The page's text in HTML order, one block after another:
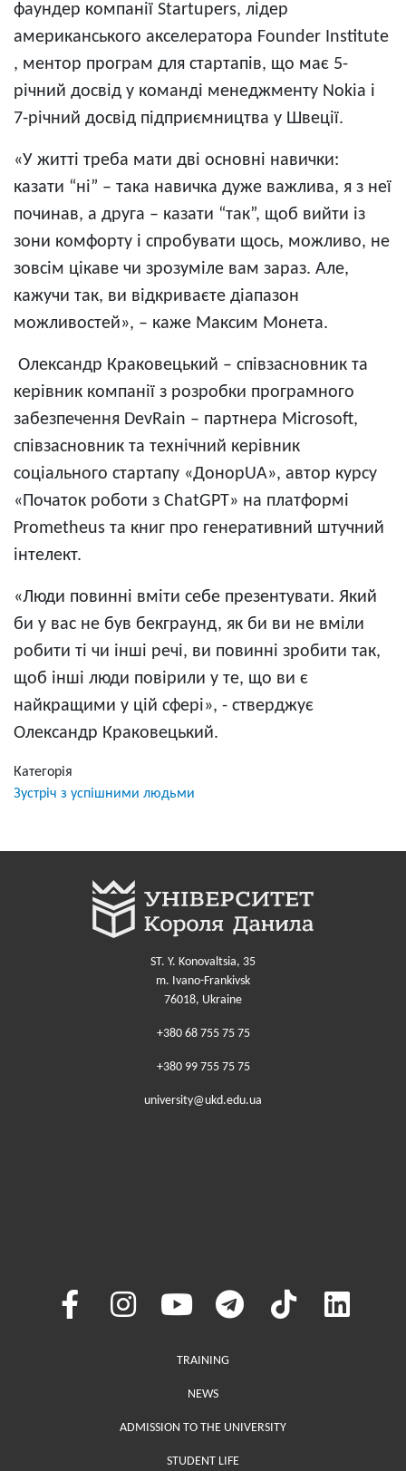
фаундер компанії Startupers, лідер
американського акселератора Founder Institute
, ментор програм для стартапів, що має 5-
річний досвід у команді менеджменту Nokia і
7-річний досвід підприємництва у Швеції.
«У житті треба мати дві основні навички:
казати “ні” – така навичка дуже важлива, я з неї
починав, а друга – казати “так”, щоб вийти із
зони комфорту і спробувати щось, можливо, не
зовсім цікаве чи зрозуміле вам зараз. Але,
кажучи так, ви відкриваєте діапазон
можливостей», – каже Максим Монета.
Олександр Краковецький – співзасновник та
керівник компанії з розробки програмного
забезпечення DevRain – партнера Microsoft,
співзасновник та технічний керівник
соціального стартапу «ДонорUA», автор курсу
«Початок роботи з ChatGPT» на платформі
Prometheus та книг про генеративний штучний
інтелект.
«Люди повинні вміти себе презентувати. Який
би у вас не був бекграунд, як би ви не вміли
робити ті чи інші речі, ви повинні зробити так,
щоб інші люди повірили у те, що ви є
найкращими у цій сфері», - стверджує
Олександр Краковецький.
Категорія
Зустріч з успішними людьми
ST. Y. Konovaltsia, 35
m. Ivano-Frankivsk
76018, Ukraine
+380 68 755 75 75
+380 99 755 75 75
university@ukd.edu.ua
Меню у хедері
TRAINING
NEWS
ADMISSION TO THE UNIVERSITY
STUDENT LIFE